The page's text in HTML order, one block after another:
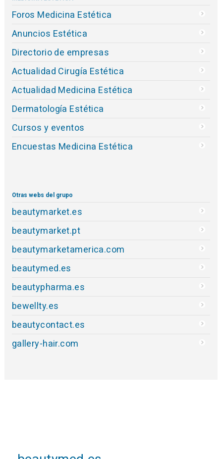
Foros Medicina Estética
Anuncios Estética
Directorio de empresas
Actualidad Cirugía Estética
Actualidad Medicina Estética
Dermatología Estética
Cursos y eventos
Encuestas Medicina Estética
Otras webs del grupo
beautymarket.es
beautymarket.pt
beautymarketamerica.com
beautymed.es
beautypharma.es
bewellty.es
beautycontact.es
gallery-hair.com